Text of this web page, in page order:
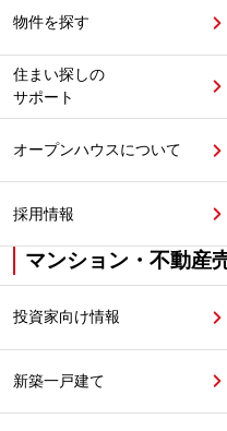
物件を探す
住まい探しの
サポート
オープンハウスについて
採用情報
マンション・不動産
投資家向け情報
新築一戸建て